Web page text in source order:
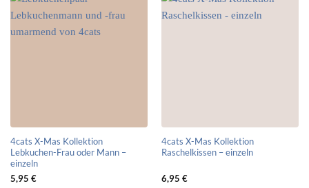
4cats X-Mas Kollektion
Lebkuchen-Frau oder Mann –
einzeln
5,95 €
4cats X-Mas Kollektion
Raschelkissen – einzeln
6,95 €